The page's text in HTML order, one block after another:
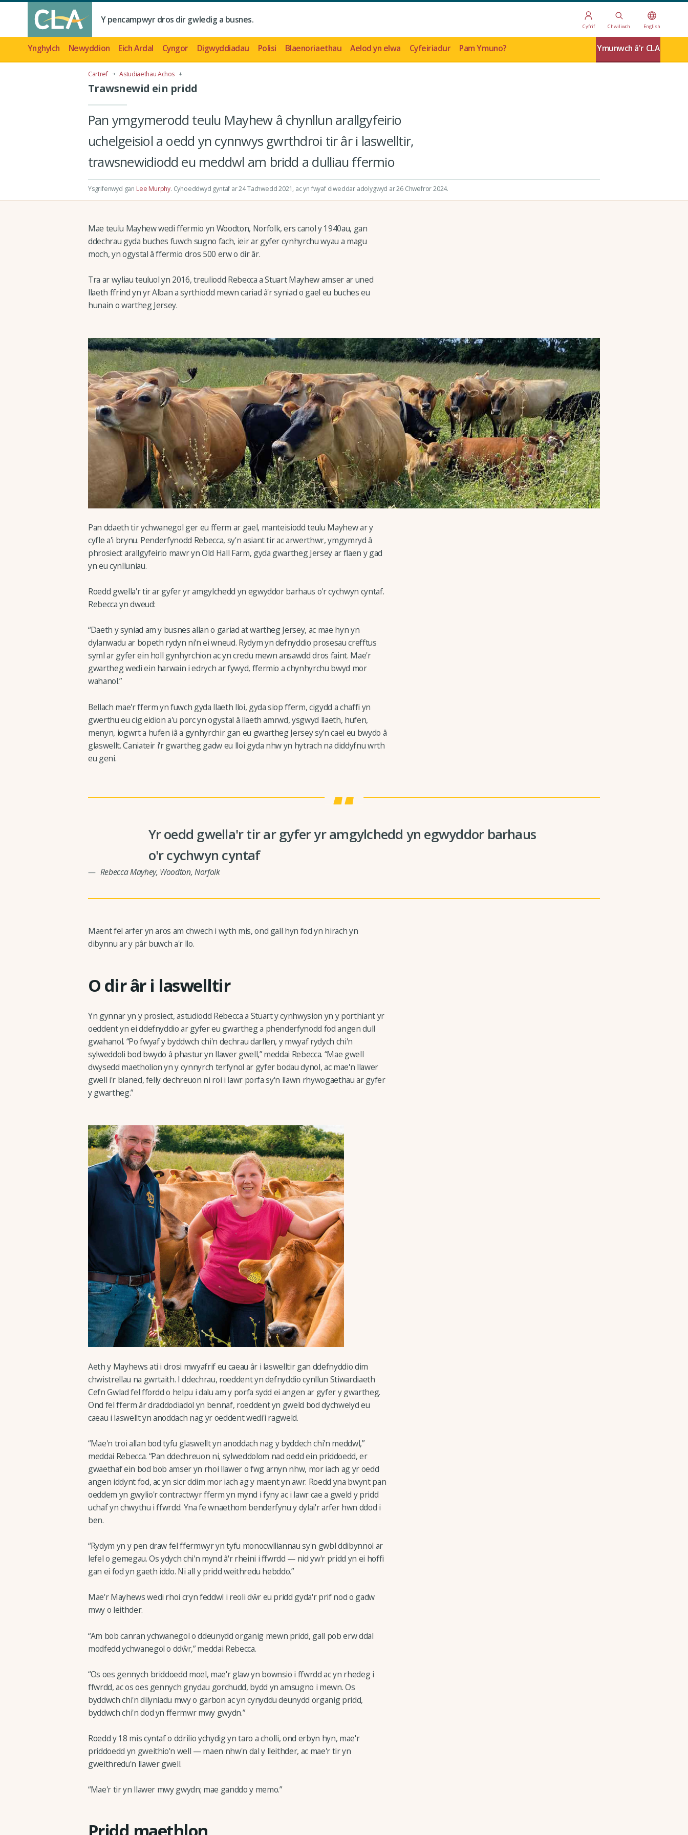
Y pencampwyr dros dir gwledig a busnes.
Cyfrif Chwiliwch English
Ynghylch Newyddion Eich Ardal Cyngor Digwyddiadau Polisi Blaenoriaethau Aelod yn elwa Cyfeiriadur Pam Ymuno? Ymunwch â'r CLA
Cartref Astudiaethau Achos
Trawsnewid ein pridd
Pan ymgymerodd teulu Mayhew â chynllun arallgyfeirio
uchelgeisiol a oedd yn cynnwys gwrthdroi tir âr i laswelltir,
trawsnewidiodd eu meddwl am bridd a dulliau ffermio
Ysgrifenwyd gan Lee Murphy. Cyhoeddwyd gyntaf ar 24 Tachwedd 2021, ac yn fwyaf diweddar adolygwyd ar 26 Chwefror 2024.
Mae teulu Mayhew wedi ffermio yn Woodton, Norfolk, ers canol y 1940au, gan
ddechrau gyda buches fuwch sugno fach, ieir ar gyfer cynhyrchu wyau a magu
moch, yn ogystal â ffermio dros 500 erw o dir âr.
Tra ar wyliau teuluol yn 2016, treuliodd Rebecca a Stuart Mayhew amser ar uned
llaeth ffrind yn yr Alban a syrthiodd mewn cariad â'r syniad o gael eu buches eu
hunain o wartheg Jersey.
Pan ddaeth tir ychwanegol ger eu fferm ar gael, manteisiodd teulu Mayhew ar y
cyfle a'i brynu. Penderfynodd Rebecca, sy'n asiant tir ac arwerthwr, ymgymryd â
phrosiect arallgyfeirio mawr yn Old Hall Farm, gyda gwartheg Jersey ar flaen y gad
yn eu cynlluniau.
Roedd gwella'r tir ar gyfer yr amgylchedd yn egwyddor barhaus o'r cychwyn cyntaf.
Rebecca yn dweud:
“Daeth y syniad am y busnes allan o gariad at wartheg Jersey, ac mae hyn yn
dylanwadu ar bopeth rydyn ni'n ei wneud. Rydym yn defnyddio prosesau crefftus
syml ar gyfer ein holl gynhyrchion ac yn credu mewn ansawdd dros faint. Mae'r
gwartheg wedi ein harwain i edrych ar fywyd, ffermio a chynhyrchu bwyd mor
wahanol.”
Bellach mae'r fferm yn fuwch gyda llaeth lloi, gyda siop fferm, cigydd a chaffi yn
gwerthu eu cig eidion a'u porc yn ogystal â llaeth amrwd, ysgwyd llaeth, hufen,
menyn, iogwrt a hufen iâ a gynhyrchir gan eu gwartheg Jersey sy'n cael eu bwydo â
glaswellt. Caniateir i'r gwartheg gadw eu lloi gyda nhw yn hytrach na diddyfnu wrth
eu geni.
Yr oedd gwella'r tir ar gyfer yr amgylchedd yn egwyddor barhaus
o'r cychwyn cyntaf
Rebecca Mayhey, Woodton, Norfolk
Maent fel arfer yn aros am chwech i wyth mis, ond gall hyn fod yn hirach yn
dibynnu ar y pâr buwch a'r llo.
O dir âr i laswelltir
Yn gynnar yn y prosiect, astudiodd Rebecca a Stuart y cynhwysion yn y porthiant yr
oeddent yn ei ddefnyddio ar gyfer eu gwartheg a phenderfynodd fod angen dull
gwahanol. “Po fwyaf y byddwch chi'n dechrau darllen, y mwyaf rydych chi'n
sylweddoli bod bwydo â phastur yn llawer gwell,” meddai Rebecca. “Mae gwell
dwysedd maetholion yn y cynnyrch terfynol ar gyfer bodau dynol, ac mae'n llawer
gwell i'r blaned, felly dechreuon ni roi i lawr porfa sy'n llawn rhywogaethau ar gyfer
y gwartheg.”
Aeth y Mayhews ati i drosi mwyafrif eu caeau âr i laswelltir gan ddefnyddio dim
chwistrellau na gwrtaith. I ddechrau, roeddent yn defnyddio cynllun Stiwardiaeth
Cefn Gwlad fel ffordd o helpu i dalu am y porfa sydd ei angen ar gyfer y gwartheg.
Ond fel fferm âr draddodiadol yn bennaf, roeddent yn gweld bod dychwelyd eu
caeau i laswellt yn anoddach nag yr oeddent wedi'i ragweld.
“Mae'n troi allan bod tyfu glaswellt yn anoddach nag y byddech chi'n meddwl,”
meddai Rebecca. “Pan ddechreuon ni, sylweddolom nad oedd ein priddoedd, er
gwaethaf ein bod bob amser yn rhoi llawer o fwg arnyn nhw, mor iach ag yr oedd
angen iddynt fod, ac yn sicr ddim mor iach ag y maent yn awr. Roedd yna bwynt pan
oeddem yn gwylio'r contractwyr fferm yn mynd i fyny ac i lawr cae a gweld y pridd
uchaf yn chwythu i ffwrdd. Yna fe wnaethom benderfynu y dylai'r arfer hwn ddod i
ben.
“Rydym yn y pen draw fel ffermwyr yn tyfu monocwlliannau sy'n gwbl ddibynnol ar
lefel o gemegau. Os ydych chi'n mynd â'r rheini i ffwrdd — nid yw'r pridd yn ei hoffi
gan ei fod yn gaeth iddo. Ni all y pridd weithredu hebddo.”
Mae'r Mayhews wedi rhoi cryn feddwl i reoli dŵr eu pridd gyda'r prif nod o gadw
mwy o leithder.
“Am bob canran ychwanegol o ddeunydd organig mewn pridd, gall pob erw ddal
modfedd ychwanegol o ddŵr,” meddai Rebecca.
“Os oes gennych briddoedd moel, mae'r glaw yn bownsio i ffwrdd ac yn rhedeg i
ffwrdd, ac os oes gennych gnydau gorchudd, bydd yn amsugno i mewn. Os
byddwch chi'n dilyniadu mwy o garbon ac yn cynyddu deunydd organig pridd,
byddwch chi'n dod yn ffermwr mwy gwydn.”
Roedd y 18 mis cyntaf o ddrilio ychydig yn taro a cholli, ond erbyn hyn, mae'r
priddoedd yn gweithio'n well — maen nhw'n dal y lleithder, ac mae'r tir yn
gweithredu'n llawer gwell.
“Mae'r tir yn llawer mwy gwydn; mae ganddo y memo.”